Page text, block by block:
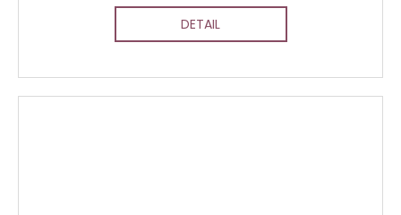
DETAIL